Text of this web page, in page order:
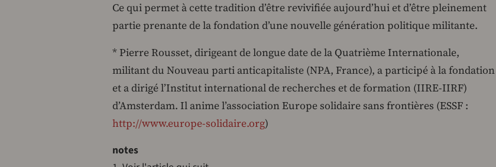
Ce qui permet à cette tradition d’être revivifiée aujourd’hui et d’être pleinement
partie prenante de la fondation d’une nouvelle génération politique militante.
* Pierre Rousset, dirigeant de longue date de la Quatrième Internationale,
militant du Nouveau parti anticapitaliste (NPA, France), a participé à la fondation
et a dirigé l’Institut international de recherches et de formation (IIRE-IIRF)
d’Amsterdam. Il anime l’association Europe solidaire sans frontières (ESSF :
http://www.europe-solidaire.org)
notes